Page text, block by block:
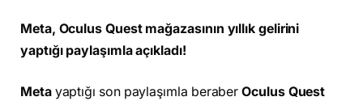
Meta, Oculus Quest mağazasının yıllık gelirini
yaptığı paylaşımla açıkladı!
Metayaptığı son paylaşımla beraberOculus Quest